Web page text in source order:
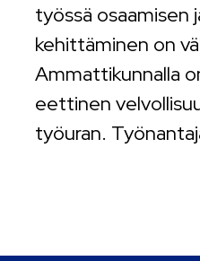
työssä osaamisen
kehittäminen on
Ammattikunnalla
eettinen
työuran.